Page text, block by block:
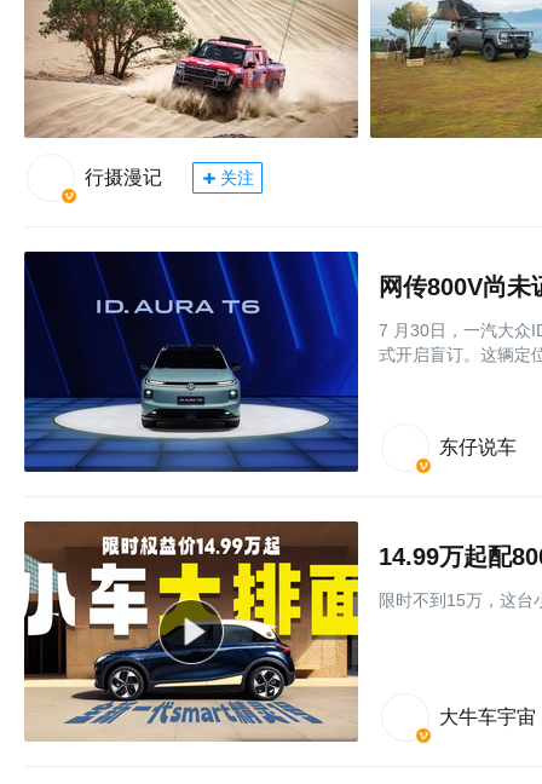
行摄漫记 关注
网传800V尚
7 月30日，一汽大众
式开启盲订。这辆定
东仔说车
14.99万起配
限时不到15万，这台
大牛车宇宙